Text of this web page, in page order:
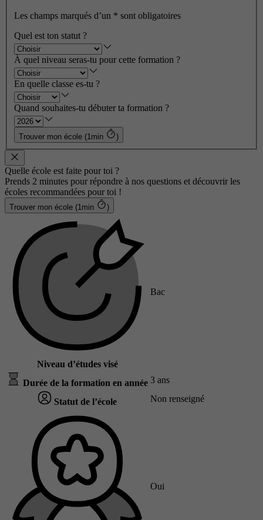
Les champs marqués d’un * sont obligatoires
Quel est ton statut ?
À quel niveau seras-tu pour cette formation ?
En quelle classe es-tu ?
Quand souhaites-tu débuter ta formation ?
Trouver mon école (1min )
Quelle école est faite pour toi ?
Prends 2 minutes pour répondre à nos questions et découvrir les
écoles recommandées pour toi !
Trouver mon école (1min )
Niveau d’études visé
Bac
Durée de la formation en année 3 ans
Statut de l’école Non renseigné
Oui